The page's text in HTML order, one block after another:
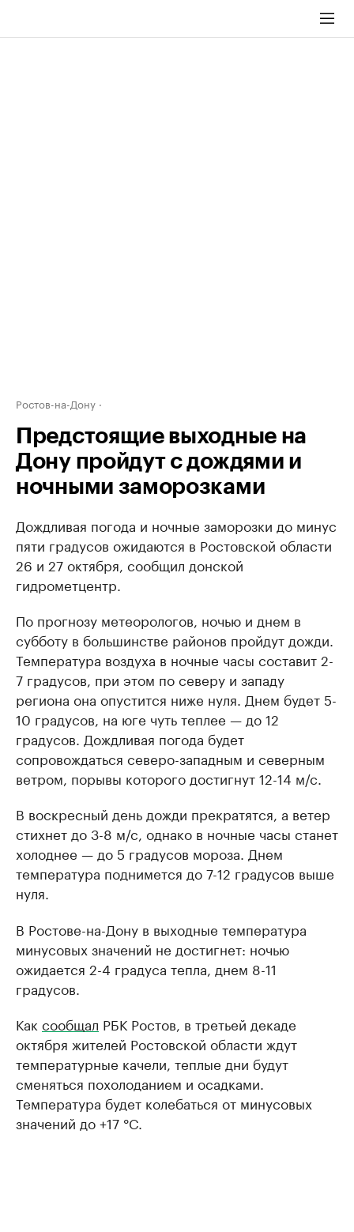
Ростов-на-Дону
Предстоящие выходные на
Дону пройдут с дождями и
ночными заморозками
Дождливая погода и ночные заморозки до минус
пяти градусов ожидаются в Ростовской области
26 и 27 октября, сообщил донской
гидрометцентр.
По прогнозу метеорологов, ночью и днем в
субботу в большинстве районов пройдут дожди.
Температура воздуха в ночные часы составит 2-
7 градусов, при этом по северу и западу
региона она опустится ниже нуля. Днем будет 5-
10 градусов, на юге чуть теплее — до 12
градусов. Дождливая погода будет
сопровождаться северо-западным и северным
ветром, порывы которого достигнут 12-14 м/с.
В воскресный день дожди прекратятся, а ветер
стихнет до 3-8 м/с, однако в ночные часы станет
холоднее — до 5 градусов мороза. Днем
температура поднимется до 7-12 градусов выше
нуля.
В Ростове-на-Дону в выходные температура
минусовых значений не достигнет: ночью
ожидается 2-4 градуса тепла, днем 8-11
градусов.
Как сообщал РБК Ростов, в третьей декаде
октября жителей Ростовской области ждут
температурные качели, теплые дни будут
сменяться похолоданием и осадками.
Температура будет колебаться от минусовых
значений до +17 °C.